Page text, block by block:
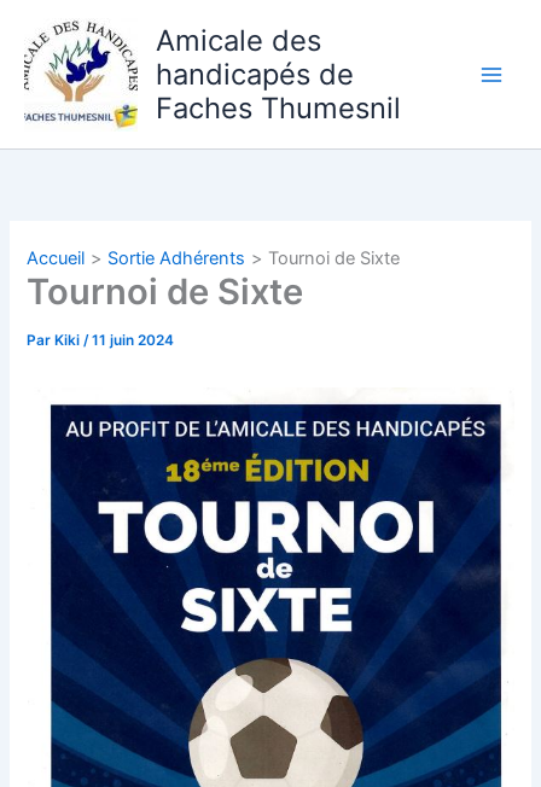
contenu
Amicale des
handicapés de
Faches Thumesnil
Accueil Sortie Adhérents Tournoi de Sixte
Tournoi de Sixte
Par Kiki/11 juin 2024